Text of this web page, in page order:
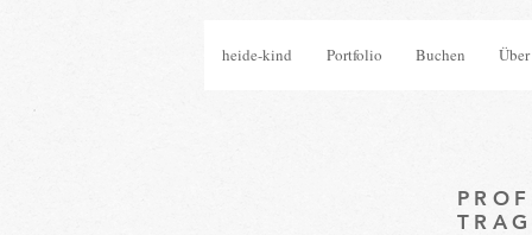
heide-kind Portfolio Buchen